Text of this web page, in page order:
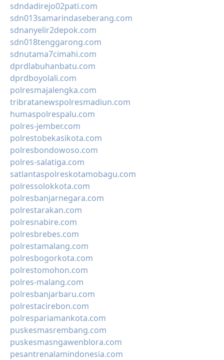
sdndadirejo02pati.com
sdn013samarindaseberang.com
sdnanyelir2depok.com
sdn018tenggarong.com
sdnutama7cimahi.com
dprdlabuhanbatu.com
dprdboyolali.com
polresmajalengka.com
tribratanewspolresmadiun.com
humaspolrespalu.com
polres-jember.com
polrestobekasikota.com
polresbondowoso.com
polres-salatiga.com
satlantaspolreskotamobagu.com
polressolokkota.com
polresbanjarnegara.com
polrestarakan.com
polresnabire.com
polresbrebes.com
polrestamalang.com
polresbogorkota.com
polrestomohon.com
polres-malang.com
polresbanjarbaru.com
polrestacirebon.com
polrespariamankota.com
puskesmasrembang.com
puskesmasngawenblora.com
pesantrenalamindonesia.com